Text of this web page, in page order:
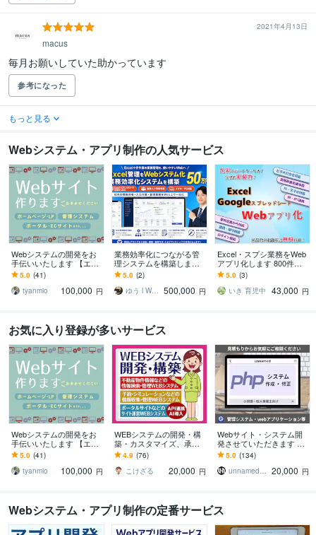
2021年4月13日
macus
毎月お願いしていた助かっています
参考になった
もっと見る
Webシステム・アプリ制作の人気サービス
Webシステムの開発をお
手伝いいたします 【エン
ジニア歴11年】新規開
発・改修なんでもお任せ
ください！
5.0 (41)
tyanmio
100,000 円
業務効率化につながる管
理システムを構築します
Excel業務をWebシステム
化など
5.0 (2)
ゆう l WEB開発からマーケまで一貫 500,000 円
Excel・スプシ業務をWeb
アプリ化します 800件超
の業務改善実績で、要件
整理から開発まで対応
5.0 (3)
いき 育児中
43,000 円
お気に入り登録が多いサービス
Webシステムの開発をお
手伝いいたします 【エン
ジニア歴11年】新規開
発・改修なんでもお任せ
ください！
5.0 (41)
tyanmio
100,000 円
WEBシステムの開発・構
築・カスタマイズ、承り
ます 情報検索・収集・管
理・EC・サイト運営など
WEBシステム開発
4.9 (76)
こけざる
20,000 円
Webサイト・システム開
発させていただきます 柔
軟に対応させていただき
ます。まずはご相談を
5.0 (134)
unnamed行方 20,000 円
Webシステム・アプリ制作の定番サービス